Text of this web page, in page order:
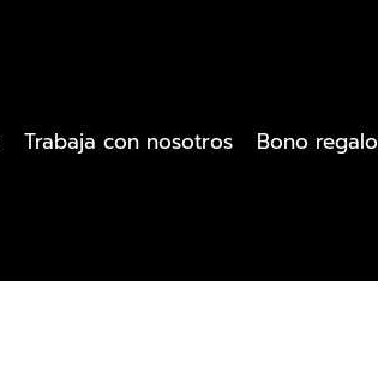
Trabaja con nosotros Bono regalo